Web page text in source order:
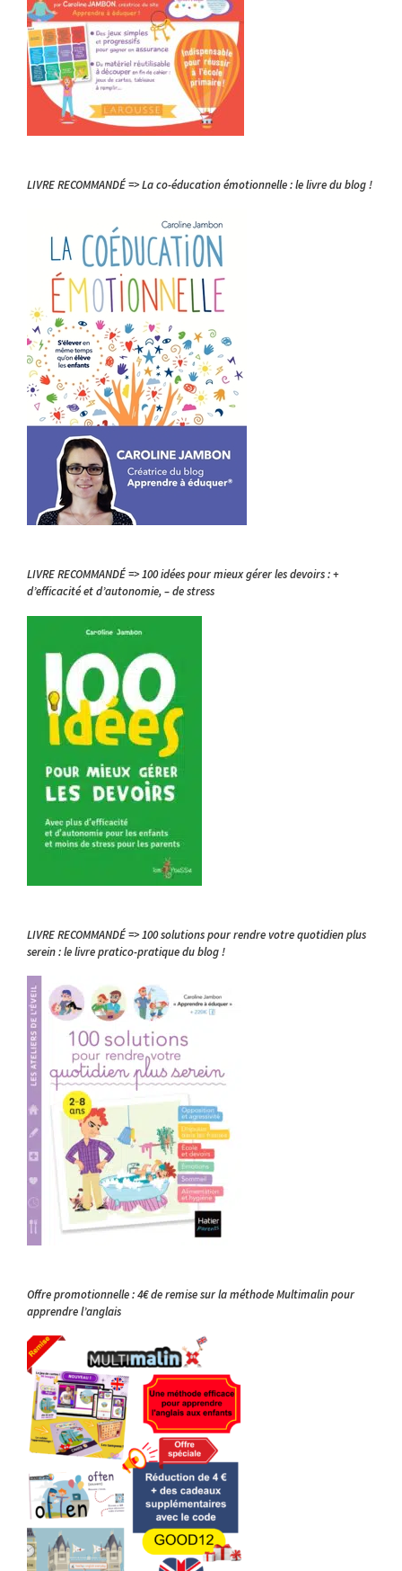
LIVRE RECOMMANDÉ => La co-éducation émotionnelle : le livre du blog !
LIVRE RECOMMANDÉ => 100 idées pour mieux gérer les devoirs : +
d’efficacité et d’autonomie, – de stress
LIVRE RECOMMANDÉ => 100 solutions pour rendre votre quotidien plus
serein : le livre pratico-pratique du blog !
Offre promotionnelle : 4€ de remise sur la méthode Multimalin pour
apprendre l’anglais